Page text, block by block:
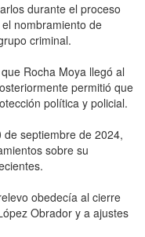
durante el proceso
nombramiento de
criminal.
Rocha Moya llegó al
permitió que
política y policial.
septiembre de 2024,
sobre su
obedecía al cierre
Obrador y a ajustes